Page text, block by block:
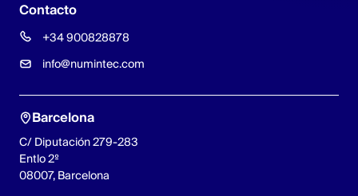
Contacto
+34 900828878
info@numintec.com
Barcelona
C/ Diputación 279-283
Entlo 2º
08007, Barcelona